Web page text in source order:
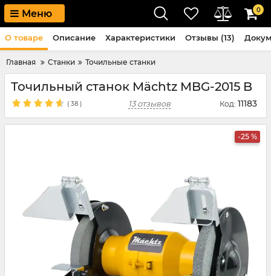
Меню 0
Главная Станки Точильные станки
Точильный станок Mächtz MBG-2015 B
( 38 ) 13 отзывов Код: 11183
-25 %
О товаре Описание Характеристики Отзывы (13)